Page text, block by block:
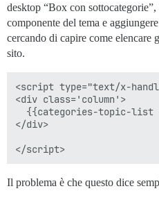
desktop “Box con
componente del tema e
cercando di capire come
sito.
<script type="text/x-
<div class='column'>
{{categories-topic-list
</div>
Il problema è che questo dice